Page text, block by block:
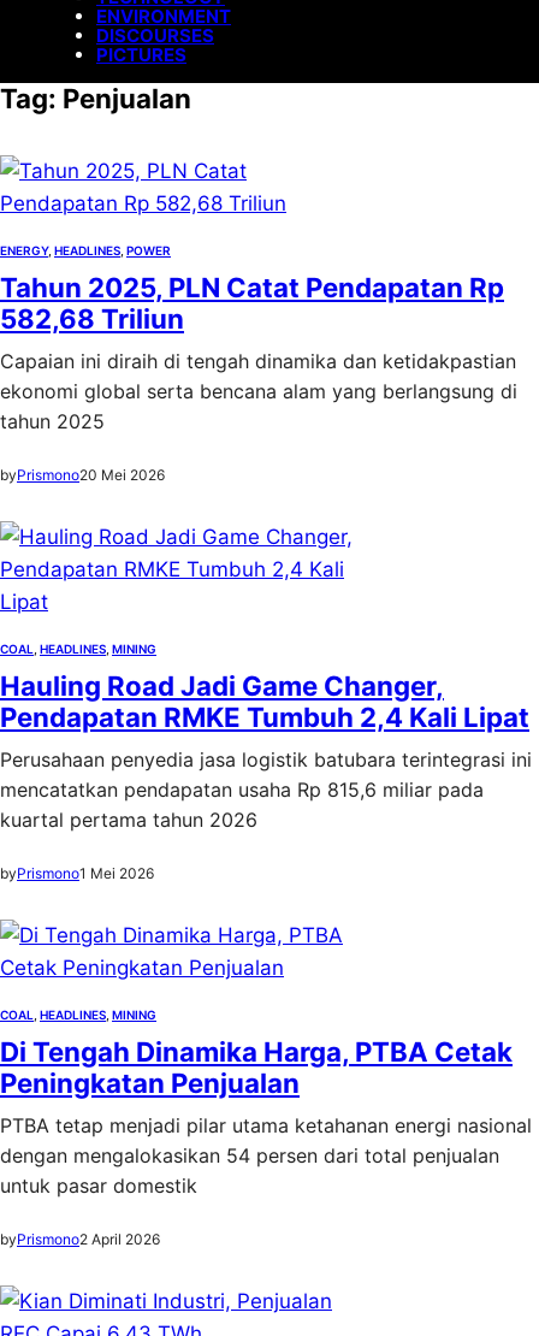
ENVIRONMENT
DISCOURSES
PICTURES
Tag: Penjualan
ENERGY, HEADLINES POWER
Tahun 2025, PLN Catat Pendapatan Rp
582,68 Triliun
Capaian ini diraih di tengah dinamika dan ketidakpastian
ekonomi global serta bencana alam yang berlangsung di
tahun 2025
byPrismono20 Mei 2026
COAL HEADLINES MINING
Hauling Road Jadi Game Changer,
Pendapatan RMKE Tumbuh 2,4 Kali Lipat
Perusahaan penyedia jasa logistik batubara terintegrasi ini
mencatatkan pendapatan usaha Rp 815,6 miliar pada
kuartal pertama tahun 2026
byPrismono1 Mei 2026
COAL HEADLINES MINING
Di Tengah Dinamika Harga, PTBA Cetak
Peningkatan Penjualan
PTBA tetap menjadi pilar utama ketahanan energi nasional
dengan mengalokasikan 54 persen dari total penjualan
untuk pasar domestik
byPrismono2 April 2026